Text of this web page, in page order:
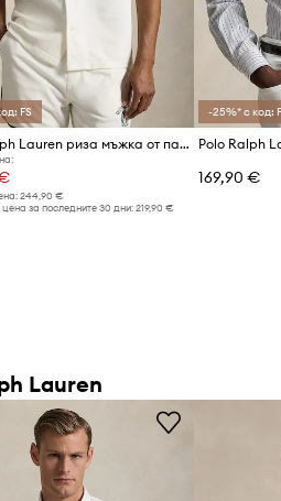
FS
Polo Ralph Lauren риза мъжка от памук Wimbledon
244,90 €
за последните 30 дни:219,90 €
-25%* с код:
169,90 €
Lauren